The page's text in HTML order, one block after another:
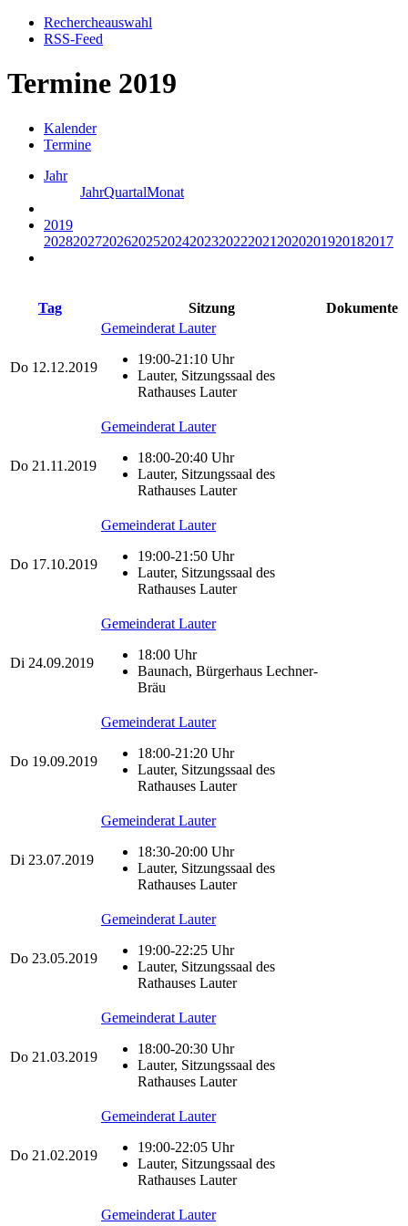
Rechercheauswahl
RSS-Feed
Termine 2019
Kalender
Termine
Jahr
JahrQuartalMonat
2019
20282027202620252024202320222021 2020201920182017
Tag Sitzung Dokumente
Do 12.12.2019
Gemeinderat Lauter
19:00-21:10 Uhr
Lauter, Sitzungssaal des
Rathauses Lauter
Do 21.11.2019
Gemeinderat Lauter
18:00-20:40 Uhr
Lauter, Sitzungssaal des
Rathauses Lauter
Do 17.10.2019
Gemeinderat Lauter
19:00-21:50 Uhr
Lauter, Sitzungssaal des
Rathauses Lauter
Di 24.09.2019
Gemeinderat Lauter
18:00 Uhr
Baunach, Bürgerhaus Lechner-
Bräu
Do 19.09.2019
Gemeinderat Lauter
18:00-21:20 Uhr
Lauter, Sitzungssaal des
Rathauses Lauter
Di 23.07.2019
Gemeinderat Lauter
18:30-20:00 Uhr
Lauter, Sitzungssaal des
Rathauses Lauter
Do 23.05.2019
Gemeinderat Lauter
19:00-22:25 Uhr
Lauter, Sitzungssaal des
Rathauses Lauter
Do 21.03.2019
Gemeinderat Lauter
18:00-20:30 Uhr
Lauter, Sitzungssaal des
Rathauses Lauter
Do 21.02.2019
Gemeinderat Lauter
19:00-22:05 Uhr
Lauter, Sitzungssaal des
Rathauses Lauter
Gemeinderat Lauter